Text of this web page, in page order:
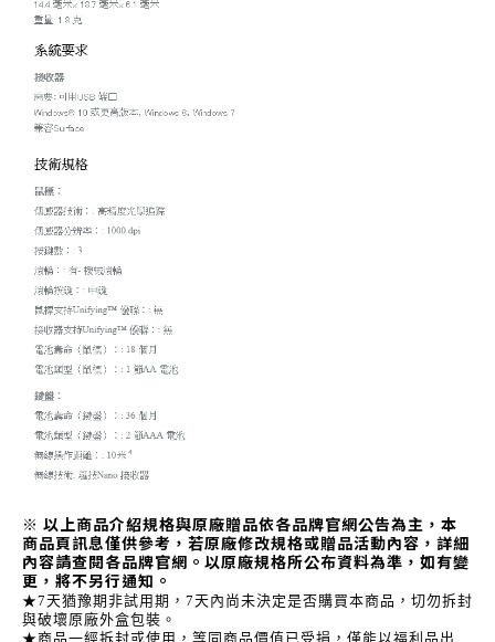
※ 以上商品介紹規格與原廠贈品依各品牌官網公告為主，本
商品頁訊息僅供參考，若原廠修改規格或贈品活動內容，詳細
內容請查閱各品牌官網。以原廠規格所公布資料為準，如有變
更，將不另行通知。
★7天猶豫期非試用期，7天內尚未決定是否購買本商品，切勿拆封
與破壞原廠外盒包裝。
★商品一經拆封或使用，等同商品價值已受損，僅能以福利品出